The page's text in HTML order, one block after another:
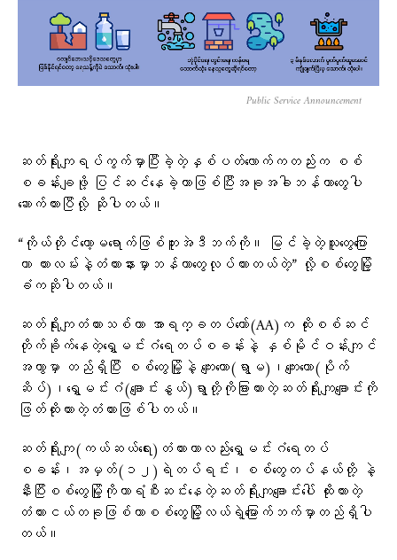
Public Service Announcement
ဆတ်ရိုးကျရပ်ကွက်မှာပြီးခဲ့တဲ့နှစ်ပတ်လောက်ကတည်းက စစ်
စခန်းချဖို့ ပြင်ဆင်နေခဲ့တာဖြစ်ပြီးအခုအခါဘန်ကာတွေပါ
ဆောက်ထားပြီလို့ ဆိုပါတယ်။
“ကိုယ်တိုင်တော့မရောက်ဖြစ်ဘူးအဲဒီဘက်ကို။ မြင်ခဲ့တဲ့သူတွေပြော
တာ ကားလမ်းနဲ့တံတားနားမှာဘန်ကာတွေလုပ်ထားတယ်တဲ့” လို့စစ်တွေမြို့
ခံကဆိုပါတယ်။
ဆတ်ရိုးကျတံတားသစ်ဟာ အာရက္ခတပ်တော်(AA)က ထိုးစစ်ဆင်
တိုက်ခိုက်နေတဲ့ရွှေမင်းဂံရေတပ်စခန်းနဲ့ နှစ်မိုင်ဝန်းကျင်
အကွာမှာ တည်ရှိပြီး စစ်တွေမြို့နဲ့ ကျေးတော(ရွာမ)၊ကျေးတော(ပိုက်
ဆိပ်)၊ရွှေမင်းဂံ(ချောင်းနွယ်)ရွာတို့ကိုခြားထားတဲ့ဆတ်ရိုးကျချောင်းကို
ဖြတ်ထိုးထားတဲ့တံတားဖြစ်ပါတယ်။
ဆတ်ရိုးကျ(ကယ်ဆယ်ရေး)တံတားဟာလည်းရွှေမင်းဂံရေတပ်
စခန်း၊အမှတ်(၁၂)ရဲတပ်ရင်း၊စစ်တွေတပ်နယ်တို့ နဲ့
နီးပြီးစစ်တွေမြို့ကိုကာရံစီးဆင်းနေတဲ့ဆတ်ရိုးကျချောင်းပေါ် ထိုးထားတဲ့
တံတားငယ်တခုဖြစ်ကာစစ်တွေမြို့လယ်ရဲ့မြောက်ဘက်မှာတည်ရှိပါ
တယ်။